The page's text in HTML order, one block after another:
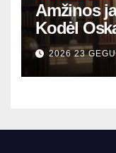
Amžinos
Kodėl
šiandien
kada?
2026 23